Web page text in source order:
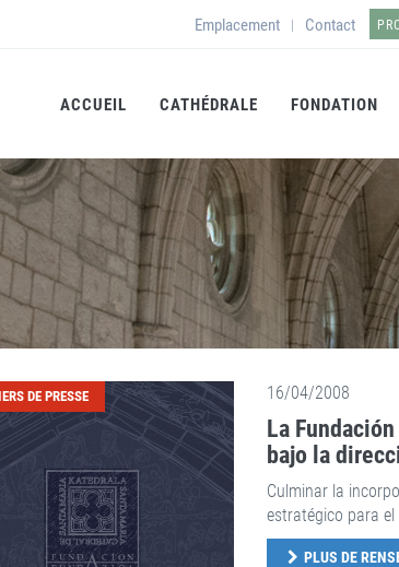
Emplacement | Contact
ACCUEIL CATHÉDRALE FONDATION
DE PRESSE 16/04/2008
La
bajo la
Culminar la
estratégico para
PLUS DE